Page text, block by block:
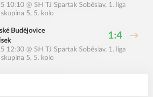
10:10 @ SH TJ Spartak Soběslav, 1. liga
5, 5. kolo
Budějovice
1:4
12:30 @ SH TJ Spartak Soběslav, 1. liga
5, 5. kolo